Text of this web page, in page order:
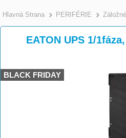
Hlavná Strana >
PERIFÉRIE
EATON UPS 1/
BLACK FRIDAY